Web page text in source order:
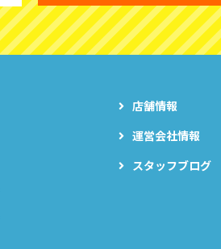
店舗情報
運営会社情報
スタッフブログ